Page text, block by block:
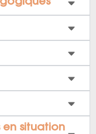
en situation